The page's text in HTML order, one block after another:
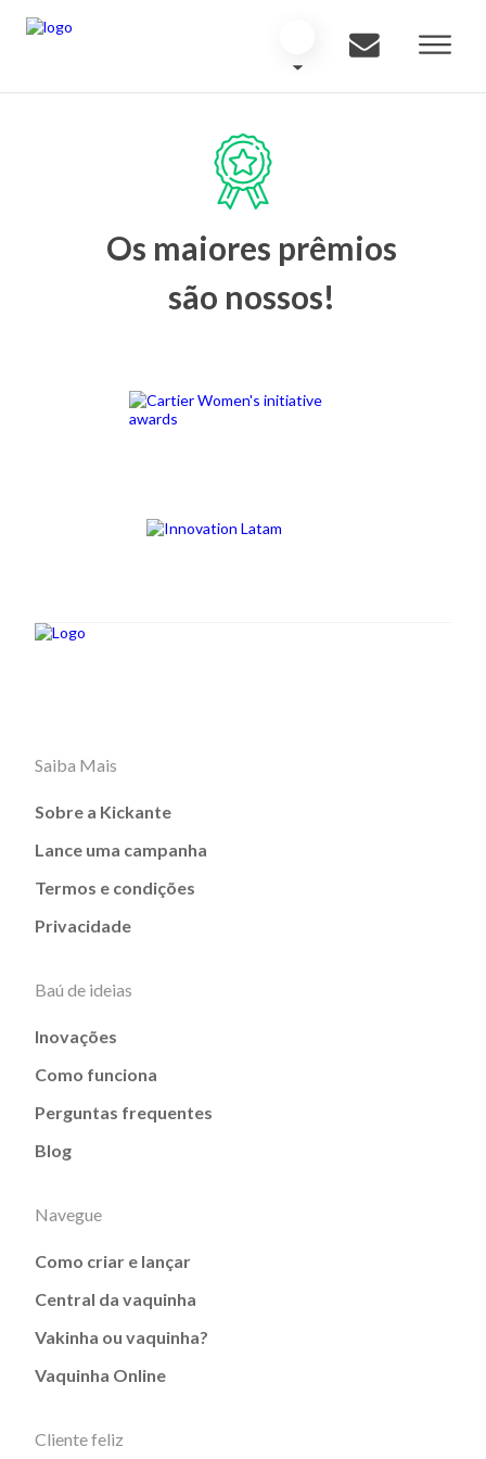
Os maiores prêmios
são nossos!
Saiba Mais
Sobre a Kickante
Lance uma campanha
Termos e condições
Privacidade
Baú de ideias
Inovações
Como funciona
Perguntas frequentes
Blog
Navegue
Como criar e lançar
Central da vaquinha
Vakinha ou vaquinha?
Vaquinha Online
Cliente feliz